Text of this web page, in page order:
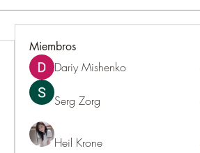
Miembros
Dariy Mishenko
Serg Zorg
Heil Krone